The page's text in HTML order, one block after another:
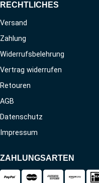
RECHTLICHES
Versand
Zahlung
Widerrufsbelehrung
Vertrag widerrufen
Retouren
AGB
Datenschutz
Impressum
ZAHLUNGSARTEN